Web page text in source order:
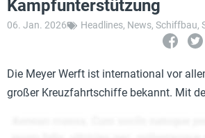
Kampfunterstützung
06. Jan. 2026 Headlines, News, Schiffbau,
Die Meyer Werft ist international vor
großer Kreuzfahrtschiffe bekannt. Mit